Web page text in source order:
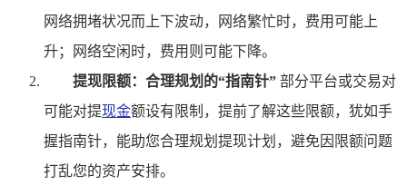
网络拥堵状况而上下波动，网络繁忙时，费用可能上
升；网络空闲时，费用则可能下降。
提现限额：合理规划的“指南针” 部分平台或交易对
可能对提现金额设有限制，提前了解这些限额，犹如手
握指南针，能助您合理规划提现计划，避免因限额问题
打乱您的资产安排。